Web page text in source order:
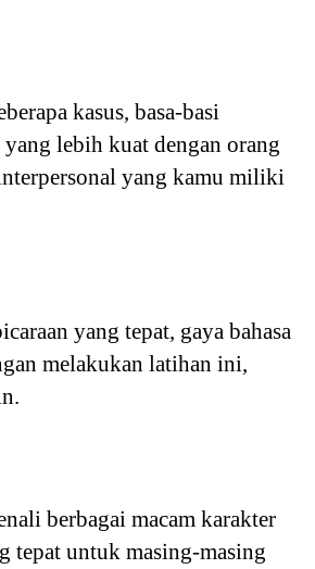
kasus, basa-basi
lebih kuat dengan orang
yang kamu miliki
yang tepat, gaya bahasa
melakukan latihan ini,
berbagai macam karakter
tepat untuk masing-masing